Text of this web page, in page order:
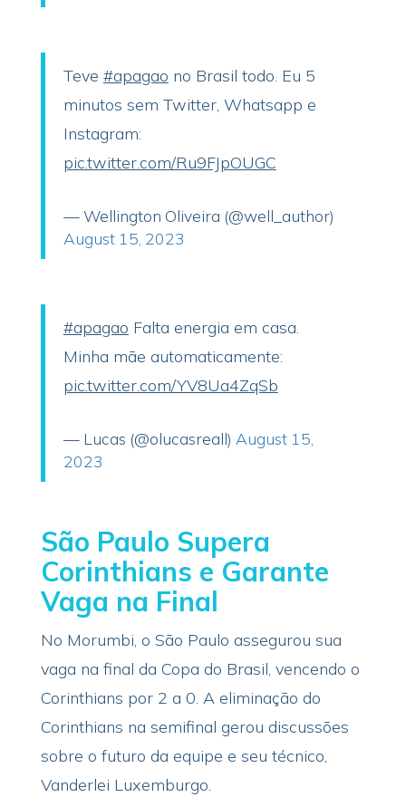
Teve #apagao no Brasil todo. Eu 5
minutos sem Twitter, Whatsapp e
Instagram:
pic.twitter.com/Ru9FJpOUGC
— Wellington Oliveira (@well_author)
August 15, 2023
#apagao Falta energia em casa.
Minha mãe automaticamente:
pic.twitter.com/YV8Ua4ZqSb
— Lucas (@olucasreall) August 15,
2023
São Paulo Supera
Corinthians e Garante
Vaga na Final
No Morumbi, o São Paulo assegurou sua
vaga na final da Copa do Brasil, vencendo o
Corinthians por 2 a 0. A eliminação do
Corinthians na semifinal gerou discussões
sobre o futuro da equipe e seu técnico,
Vanderlei Luxemburgo.